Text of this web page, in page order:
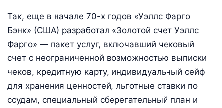
Так, еще в начале 70-х годов «Уэллс Фарго
Бэнк» (США) разработал «Золотой счет Уэллс
Фарго» — пакет услуг, включавший чековый
счет с неограниченной возможностью выписки
чеков, кредитную карту, индивидуальный сейф
для хранения ценностей, льготные ставки по
ссудам, специальный сберегательный план и